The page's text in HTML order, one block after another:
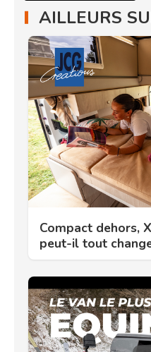
AILLEURS
Compact dehors,
peut-il tout